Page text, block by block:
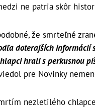
ne patria skôr
že smrteľné
doterajších informácií
hrali s perkusnou
pre Novinky
nezletilého